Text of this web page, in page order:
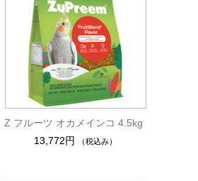
Z フルーツ オカメインコ 4.5kg
13,772円
（税込み）